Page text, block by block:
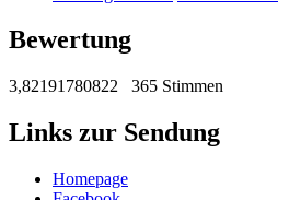
Bewertung
3,82191780822 365 Stimmen
Links zur Sendung
Homepage